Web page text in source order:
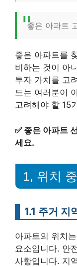
좋은 아파트
좋은 아파트를
비하는 것이 아
투자 가치를 고
드는 여러분이
고려해야 할 15
✅ 좋은 아파트
세요.
1, 위치
1.1 주거 지
아파트의 위치
요소입니다. 안
사항입니다. 지